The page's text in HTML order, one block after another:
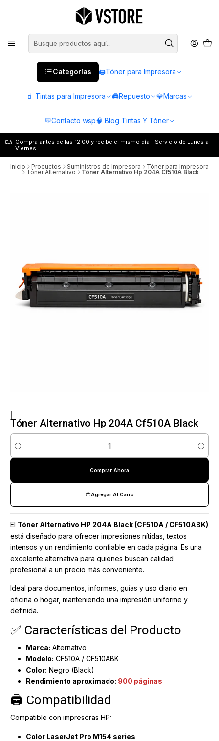
Categorías 🖨️Tóner para Impresora
🧃 Tintas para Impresora 🖨️Repuesto 💎Marcas
💬Contacto wsp🧠 Blog Tintas Y Tóner
Compra antes de las 12:00 y recibe el mismo día - Servicio de Lunes a
Viernes
Inicio Productos Suministros de Impresora Tóner para Impresora
Tóner Alternativo Tóner Alternativo Hp 204A Cf510A Black
Tóner Alternativo Hp 204A Cf510A Black
Cantidad
Agregar Al Carro
Comprar Ahora
El Tóner Alternativo HP 204A Black (CF510A / CF510ABK)
está diseñado para ofrecer impresiones nítidas, textos
intensos y un rendimiento confiable en cada página. Es una
excelente alternativa para quienes buscan calidad
profesional a un precio más conveniente.
Ideal para documentos, informes, guías y uso diario en
oficina o hogar, manteniendo una impresión uniforme y
definida.
✅ Características del Producto
Marca: Alternativo
Modelo: CF510A / CF510ABK
Color: Negro (Black)
Rendimiento aproximado: 900 páginas
🖨 Compatibilidad
Compatible con impresoras HP:
Color LaserJet Pro M154 series